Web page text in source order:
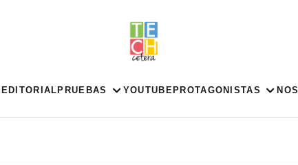
EDITORIAL PRUEBAS YOUTUBE PROTAGONISTAS